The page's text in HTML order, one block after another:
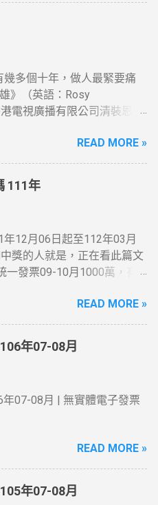
。 桃園市蘆竹區中獎機率感
也在那住過幾年....
幾多個十年，做人最緊要痛
》（英語：Rosy
電視廣播有限公司清裝恩仇
演，監製李添勝。 此劇為
禮劇集及2009無綫節目精選
。
READ MORE »
111年
12月06日起至112年03月
獎的人就是，正在看此篇文
一發票09-10月1000萬，有
費收的手續費10元~READ MORE »
年07-08月
07-08月 | 無實體電子發票
READ MORE »
年07-08月